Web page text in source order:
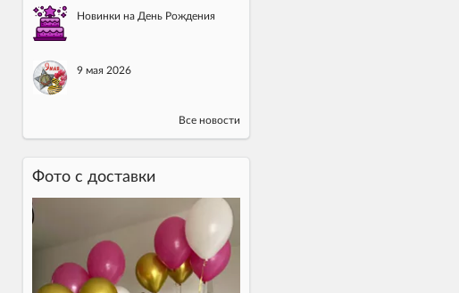
Новинки на День Рождения
9 мая 2026
Все новости
Фото c доставки